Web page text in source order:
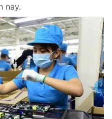
355 932
897
nay.